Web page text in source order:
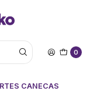
0
CANECAS